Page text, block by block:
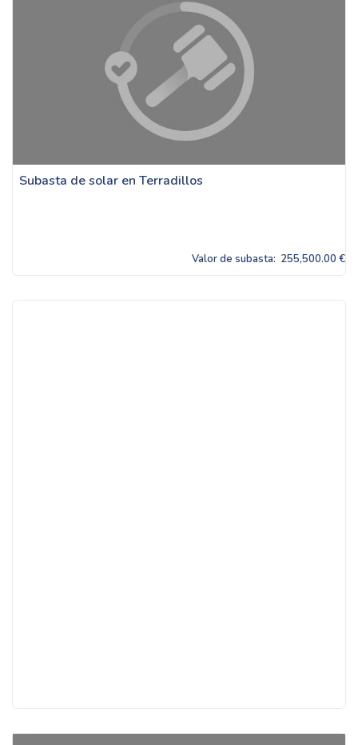
Subasta de solar en Terradillos
Valor de subasta: 255,500.00 €